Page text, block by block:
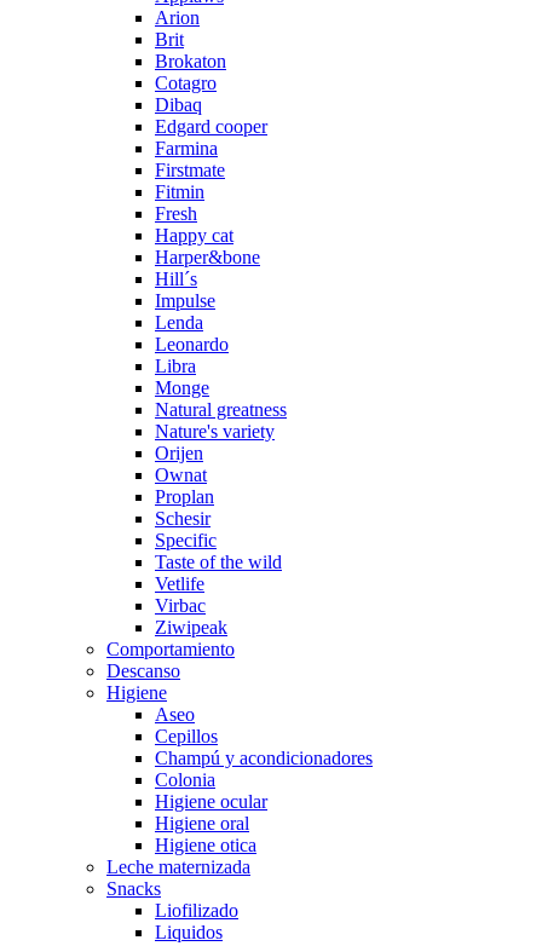
Arion
Brit
Brokaton
Cotagro
Dibaq
Edgard cooper
Farmina
Firstmate
Fitmin
Fresh
Happy cat
Harper&bone
Hill´s
Impulse
Lenda
Leonardo
Libra
Monge
Natural greatness
Nature's variety
Orijen
Ownat
Proplan
Schesir
Specific
Taste of the wild
Vetlife
Virbac
Ziwipeak
Comportamiento
Descanso
Higiene
Aseo
Cepillos
Champú y acondicionadores
Colonia
Higiene ocular
Higiene oral
Higiene otica
Leche maternizada
Snacks
Liofilizado
Liquidos